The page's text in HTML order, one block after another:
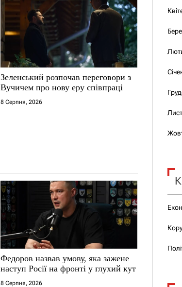
Зеленський розпочав переговори з
Вучичем про нову еру співпраці
8 Серпня, 2026
Федоров назвав умову, яка зажене
наступ Росії на фронті у глухий кут
8 Серпня, 2026